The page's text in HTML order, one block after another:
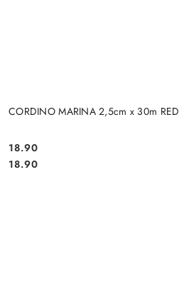
CORDINO MARINA 2,5cm x 30m RED
Cena:
18.90
Cena:
18.90